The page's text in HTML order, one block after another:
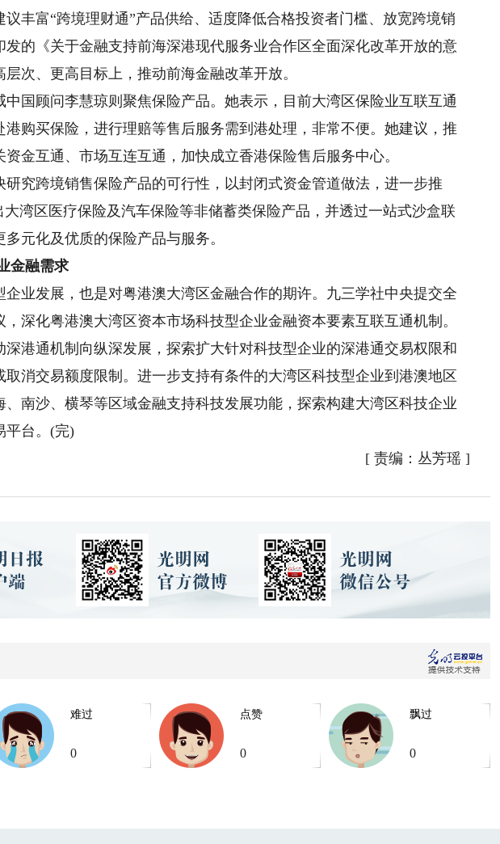
富“跨境理财通”产品供给、适度降低合格投资者门槛、放宽跨境销
的《关于金融支持前海深港现代服务业合作区全面深化改革开放的意
次、更高目标上，推动前海金融改革开放。
顾问李慧琼则聚焦保险产品。她表示，目前大湾区保险业互联互通
购买保险，进行理赔等售后服务需到港处理，非常不便。她建议，推
金互通、市场互连互通，加快成立香港保险售后服务中心。
跨境销售保险产品的可行性，以封闭式资金管道做法，进一步推
大湾区医疗保险及汽车保险等非储蓄类保险产品，并透过一站式沙盒联
元化及优质的保险产品与服务。
融需求
发展，也是对粤港澳大湾区金融合作的期许。九三学社中央提交全
深化粤港澳大湾区资本市场科技型企业金融资本要素互联互通机制。
通机制向纵深发展，探索扩大针对科技型企业的深港通交易权限和
消交易额度限制。进一步支持有条件的大湾区科技型企业到港澳地区
南沙、横琴等区域金融支持科技发展功能，探索构建大湾区科技企业
平台。(完)
[ 责编：丛芳瑶]
难过
0
点赞
0
飘过
0